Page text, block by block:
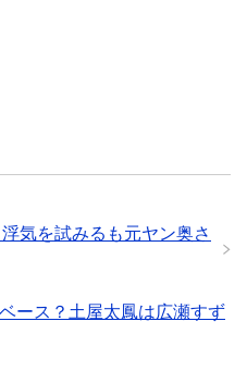
気を試みるも元ヤン奥さ
ース？土屋太鳳は広瀬すず